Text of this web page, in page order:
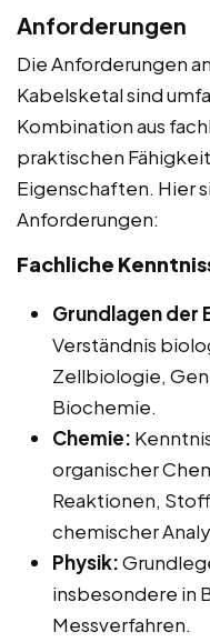
Anforderungen
Die Anforderungen
Kabelsketal sind
Kombination aus
praktischen
Eigenschaften. Hier
Anforderungen:
Fachliche
Grundlagen der
Verständnis
Zellbiologie,
Biochemie.
Chemie:
organischer
Reaktionen,
chemischer
Physik:
insbesondere in
Messverfahren.